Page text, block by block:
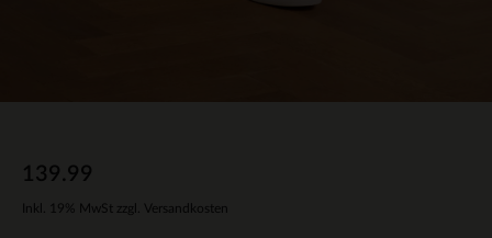
139.99
Inkl. 19% MwSt zzgl. Versandkosten